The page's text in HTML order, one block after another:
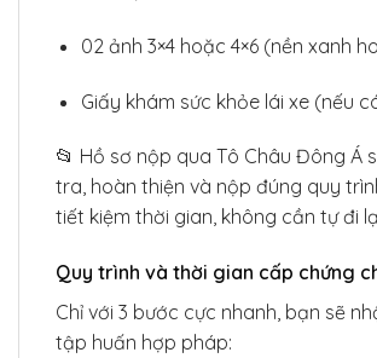
02 ảnh 3×4 hoặc 4×6 (nền xanh
Giấy khám sức khỏe lái xe (nếu
📂 Hồ sơ nộp qua Tô Châu Đông Á
tra, hoàn thiện và nộp đúng quy
tiết kiệm thời gian, không cần tự đi
Quy trình và thời gian cấp chứng
Chỉ với 3 bước cực nhanh, bạn sẽ
tập huấn hợp pháp: